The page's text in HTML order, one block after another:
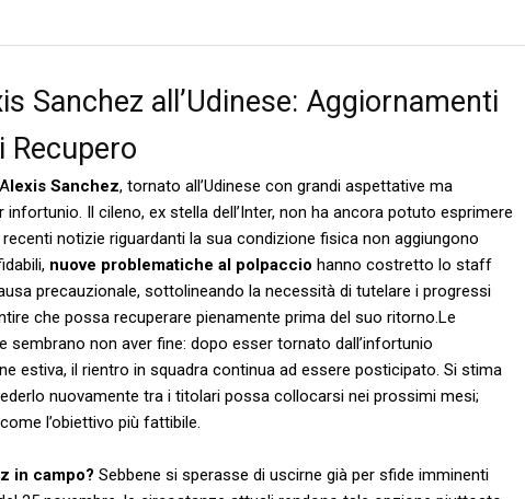
Sanchez all’Udinese: Aggiornamenti
Recupero
lexis⁢ Sanchez, tornato all’Udinese con grandi aspettative ma
Il cileno, ex stella dell’Inter,⁣ non ha ​ancora potuto esprimere
notizie riguardanti la ⁤sua condizione fisica non aggiungono
nuove problematiche al polpaccio hanno costretto lo staff
precauzionale, sottolineando la necessità di tutelare‌ i ⁤progressi
che possa recuperare⁣ pienamente ⁢prima del suo ritorno.Le​
sembrano ‍non aver fine: dopo‌ esser ⁢tornato dall’infortunio
estiva, il rientro in squadra continua ad essere posticipato. Si stima
nuovamente tra i titolari possa collocarsi nei prossimi mesi;
l’obiettivo più fattibile.
in campo? Sebbene si sperasse di uscirne già per sfide⁣ imminenti